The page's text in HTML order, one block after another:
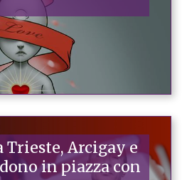
Arcigay e
in piazza con